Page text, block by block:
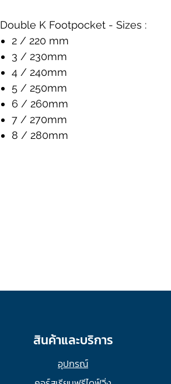
Double K Footpocket - Sizes :
2 / 220 mm
3 / 230mm
4 / 240mm
5 / 250mm
6 / 260mm
7 / 270mm
8 / 280mm
สินค้าและบริการ
อุปกรณ์